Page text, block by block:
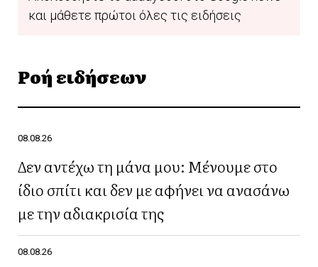
και μάθετε πρώτοι όλες τις ειδήσεις
Ροή ειδήσεων
08.08.26
Δεν αντέχω τη μάνα μου: Μένουμε στο
ίδιο σπίτι και δεν με αφήνει να ανασάνω
με την αδιακρισία της
08.08.26